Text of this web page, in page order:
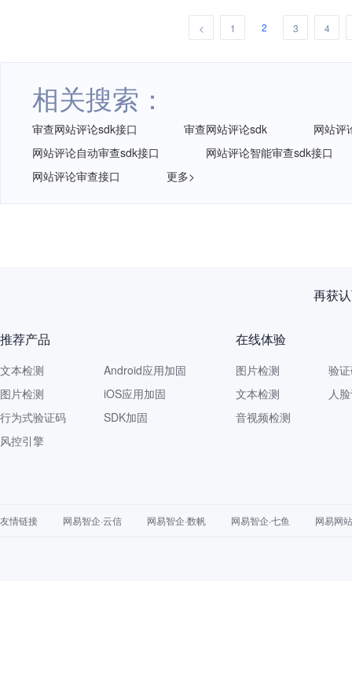
< 1 2 3 4
相关搜索：
审查网站评论sdk接口 审查网站评论sdk
网站评
网站评论自动审查sdk接口
网站评论智能审查sdk接口
网站评论审查接口
更多>
再获
推荐产品
文本检测
图片检测
行为式验证码
风控引擎
Android应用加固
iOS应用加固
SDK加固
在线体验
图片检测
文本检测
音视频检测
验
人
友情链接 网易智企·云信 网易智企·数帆 网易智企·七鱼 网易网